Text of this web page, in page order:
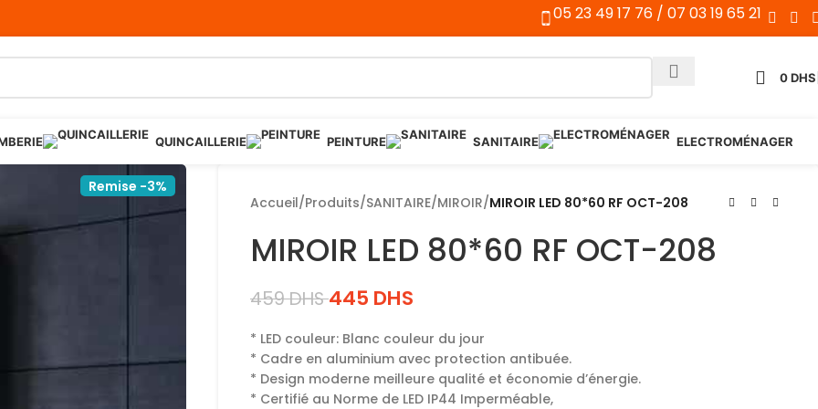
05 23 49 17 76 / 07 03 19 65 21
0DHS
QUINCAILLERIE PEINTURE SANITAIRE ELECTROMÉNAGER
Remise -3%
Accueil/Produits/SANITAIRE/MIROIR/MIROIR LED 80*60 RF OCT-208
MIROIR LED 80*60 RF OCT-208
459DHS 445 DHS
* LED couleur: Blanc couleur du jour
* Cadre en aluminium avec protection antibuée.
* Design moderne meilleure qualité et économie d’énergie.
* Certifié au Norme de LED IP44 Imperméable,